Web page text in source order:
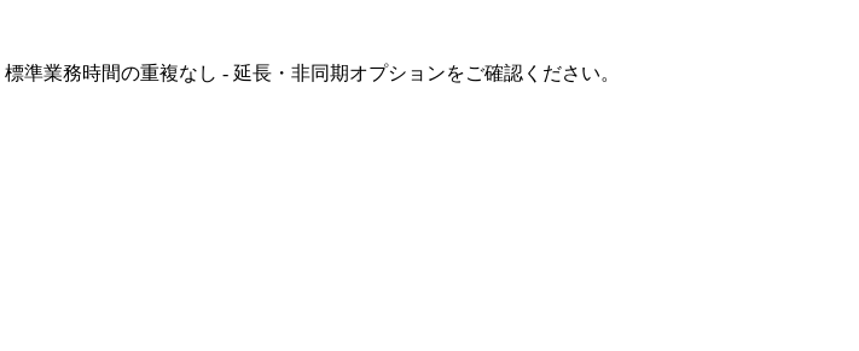
標準業務時間の重複なし - 延長・非同期オプションをご確認ください。